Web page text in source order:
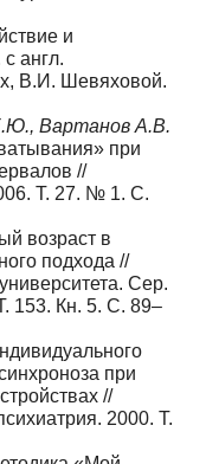
и
англ.
В.И. Шевяховой.
Вартанов А.В.
при
//
Т. 27. № 1. С.
возраст в
подхода //
Сер.
153. Кн. 5. С. 89–
при
//
2000. Т.